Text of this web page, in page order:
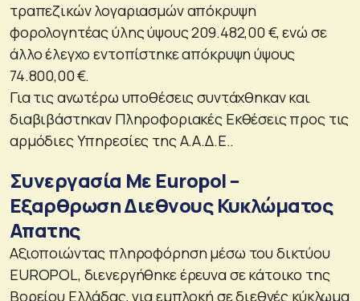
τραπεζικών λογαριασμών απόκρυψη
φορολογητέας ύλης ύψους 209.482,00 €, ενώ σε
άλλο έλεγχο εντοπίστηκε απόκρυψη ύψους
74.800,00 €.
Για τις ανωτέρω υποθέσεις συντάχθηκαν και
διαβιβάστηκαν Πληροφοριακές Εκθέσεις προς τις
αρμόδιες Υπηρεσίες της Α.Α.Δ.Ε..
Συνεργασία Με Europol –
Εξαρθρωση Διεθνους Κυκλώματος
Απατης
Αξιοποιώντας πληροφόρηση μέσω του δικτύου
EUROPOL, διενεργήθηκε έρευνα σε κάτοικο της
Βορείου Ελλάδας, για εμπλοκή σε διεθνές κύκλωμα